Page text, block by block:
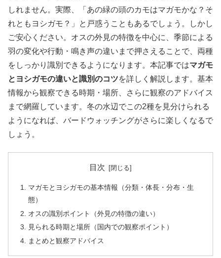
しれません。実際、「あの緑の頭のカモはマガモかな？そ
れともヨシガモ？」と戸惑うこともあるでしょう。しかし
ご安心ください。オスの外見の特徴を中心に、季節による
羽の変化や行動・鳴き声の違いまで押さえることで、両種
をしっかり識別できるようになります。本記事ではマガモ
とヨシガモの違いと識別のコツを詳しく解説します。基本
情報から観察できる時期・場所、さらに観察のアドバイス
まで網羅しています。冬の水辺でこの2種を見分けられる
ようになれば、バードウォッチングがさらに楽しくなるで
しょう。
目次
マガモとヨシガモの基本情報（分類・体長・分布・生
態）
オスの識別ポイント（外見の特徴の違い）
見られる時期と場所（国内での観察ポイント）
まとめと観察アドバイス